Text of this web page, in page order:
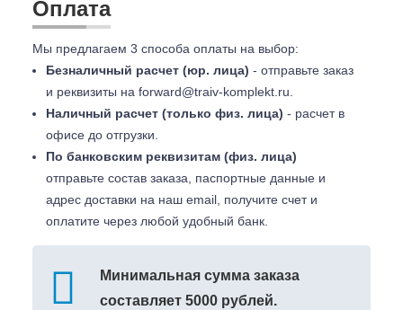
Оплата
Мы предлагаем 3 способа оплаты на выбор:
Безналичный расчет (юр. лица) - отправьте заказ
и реквизиты на forward@traiv-komplekt.ru
Наличный расчет (только физ. лица) - расчет в
офисе до отгрузки.
По банковским реквизитам (физ. лица)
отправьте состав заказа, паспортные данные и
адрес доставки на наш email, получите счет и
оплатите через любой удобный банк.
Минимальная сумма заказа
составляет 5000 рублей.